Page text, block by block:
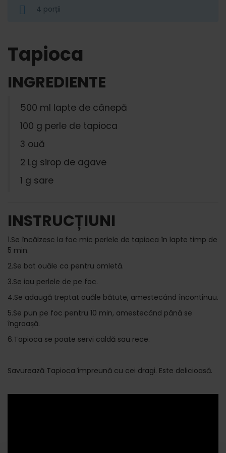
4 porții
Tapioca
INGREDIENTE
500 ml lapte de cânepă
100 g perle de tapioca
3 ouă
2 Lg sirop de agave
1 g sare
INSTRUCȚIUNI
1.Se încălzesc la foc mic perlele de tapioca în lapte timp de
5 min.
2.Se bat ouăle ca pentru omletă.
3.Se iau perlele de pe foc.
4.Se adaugă treptat ouăle bătute, amestecând încontinuu.
5.Se pun pe foc pentru 10 min, amestecând până se
îngroașă.
6.Tapioca se poate servi caldă sau rece.
Savurează Tapioca împreună cu cei dragi. Este delicioasă.